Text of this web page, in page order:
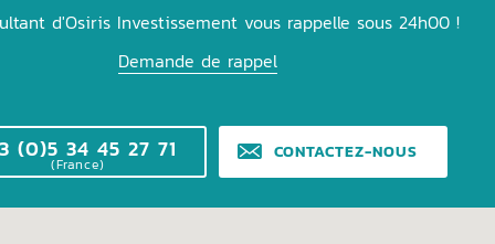
d'Osiris Investissement vous rappelle sous 24h00 !
Demande de rappel
(0)5 34 45 27 71
(France)
CONTACTEZ-NOUS